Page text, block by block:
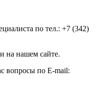
по тел.: +7 (342)
на нашем сайте.
вопросы по E-mail: